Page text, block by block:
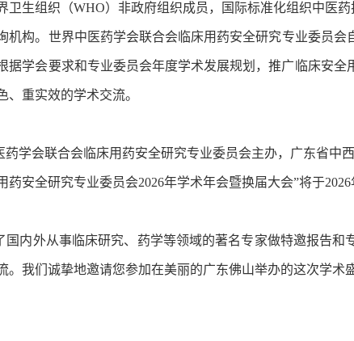
卫生组织（WHO）非政府组织成员，国际标准化组织中医
机构。世界中医药学会联合会临床用药安全研究专业委员
据学会要求和专业委员会年度学术发展规划，推广临床安
、重实效的学术交流。
学会联合会临床用药安全研究专业委员会主办，广东省中
药安全研究专业委员会2026年学术年会暨换届大会”将于
内外从事临床研究、药学等领域的著名专家做特邀报告和
。我们诚挚地邀请您参加在美丽的广东佛山举办的这次学术